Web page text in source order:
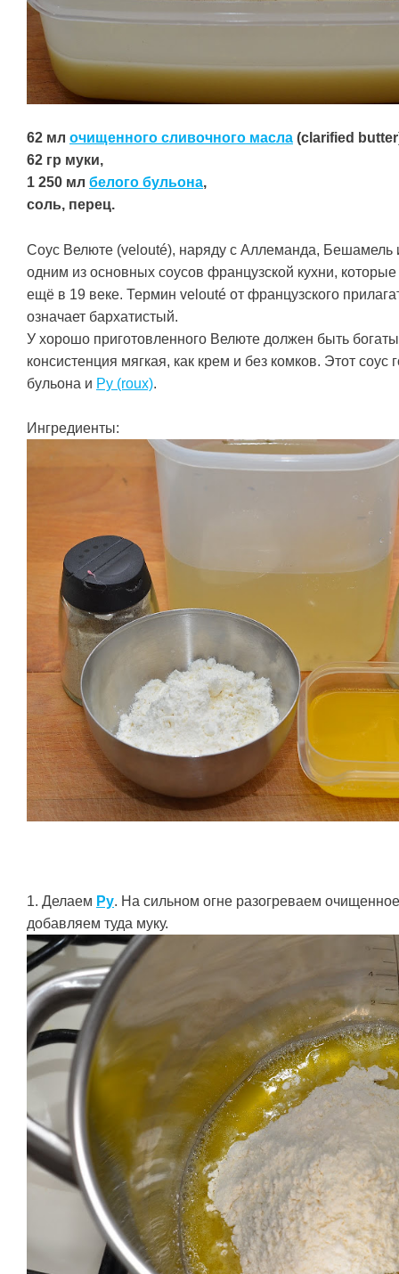
62 мл очищенного сливочного масла (clarified
62 гр муки,
1 250 мл белого бульона,
соль, перец.
Соус Велюте (velouté), наряду с Аллеманда, Бешамель
одним из основных соусов французской кухни,
ещё в 19 веке. Термин velouté от французского
означает бархатистый.
У хорошо приготовленного Велюте должен быть
консистенция мягкая, как крем и без комков. Этот соус
бульона и Ру (roux).
Ингредиенты:
1. Делаем Ру. На сильном огне разогреваем
добавляем туда муку.